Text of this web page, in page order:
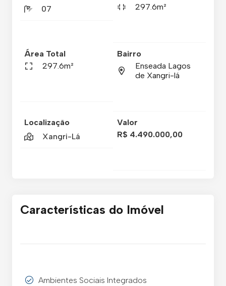
07
297.6m²
Área Total
297.6m²
Bairro
Enseada Lagos
de Xangri-lá
Localização
Xangri-Lá
Valor
R$ 4.490.000,00
Características do Imóvel
Ambientes Sociais Integrados